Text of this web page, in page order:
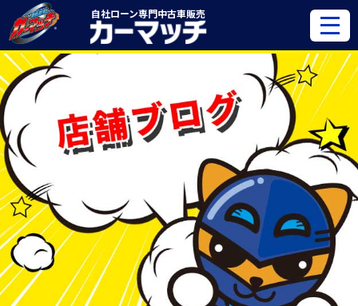
自社ローン専門中古車販売